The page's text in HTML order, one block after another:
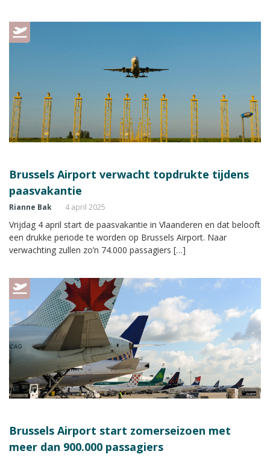
Brussels Airport verwacht topdrukte tijdens
paasvakantie
Rianne Bak 4 april 2025
Vrijdag 4 april start de paasvakantie in Vlaanderen en dat belooft
een drukke periode te worden op Brussels Airport. Naar
verwachting zullen zo’n 74.000 passagiers […]
Brussels Airport start zomerseizoen met
meer dan 900.000 passagiers